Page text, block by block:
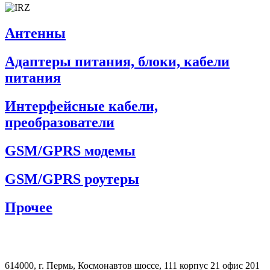
Антенны
Адаптеры питания, блоки, кабели
питания
Интерфейсные кабели,
преобразователи
GSM/GPRS модемы
GSM/GPRS роутеры
Прочее
614000, г. Пермь, Космонавтов шоссе, 111 корпус 21 офис 201